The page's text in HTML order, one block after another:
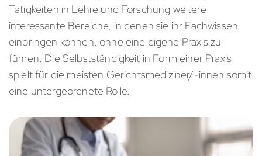
Tätigkeiten in Lehre und Forschung weitere
interessante Bereiche, in denen sie ihr Fachwissen
einbringen können, ohne eine eigene Praxis zu
führen. Die Selbstständigkeit in Form einer Praxis
spielt für die meisten Gerichtsmediziner/-innen somit
eine untergeordnete Rolle.